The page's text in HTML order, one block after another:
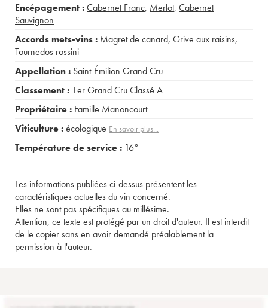
Encépagement :Cabernet Franc, Merlot, Cabernet
Sauvignon
Accords mets-vins : Magret de canard, Grive aux raisins,
Tournedos rossini
Appellation : Saint-Émilion Grand Cru
Classement : 1er Grand Cru Classé A
Propriétaire : Famille Manoncourt
Viticulture :écologique En savoir plus...
Température de service : 16°
Les informations publiées ci-dessus présentent les
caractéristiques actuelles du vin concerné.
Elles ne sont pas spécifiques au millésime.
Attention, ce texte est protégé par un droit d'auteur. Il est interdit
de le copier sans en avoir demandé préalablement la
permission à l'auteur.